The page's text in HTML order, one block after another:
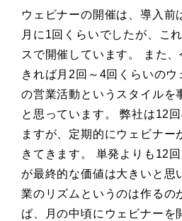
ウェビナーの開催は、導入前
月に1回くらいでしたが、こ
スで開催しています。 また
きれば月2回～4回くらいのウ
の営業活動というスタイルを
と思っています。 弊社は12
ますが、定期的にウェビナー
きてきます。 単発よりも12
が最終的な価値は大きいと思
業のリズムというのは作るの
ば、月の中頃にウェビナーを